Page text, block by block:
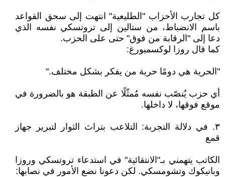
كل تجارب الأحزاب "الطليعية" انتهت إلى سحق القواعد
باسم الانضباط، من ستالين إلى تروتسكي نفسه الذي
دعا إلى "الرقابة من فوق" حتى على الحزب.
كما قال روزا لوكسمبورغ:
"الحرية هي دومًا حرية من يفكر بشكل مختلف."
أي حزب يُنصّب نفسه مُمثّلًا عن الطبقة هو بالضرورة في
موقع فوقها، لا داخلها.
٣. في دلالة التجربة: التلاعب بتراث الثوار لتبرير جهاز
قمع
الكاتب يتهمني بـ"الانتقائية" في استدعاء تروتسكي وروزا
وبانيكوك وتشومسكي. لكن دعونا نضع الأمور في نصابها: